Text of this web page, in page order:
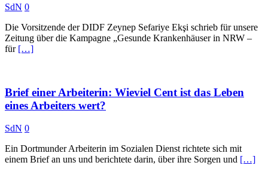
SdN 0
Die Vorsitzende der DIDF Zeynep Sefariye Ekşi schrieb für unsere
Zeitung über die Kampagne „Gesunde Krankenhäuser in NRW –
für […]
Brief einer Arbeiterin: Wieviel Cent ist das Leben
eines Arbeiters wert?
SdN 0
Ein Dortmunder Arbeiterin im Sozialen Dienst richtete sich mit
einem Brief an uns und berichtete darin, über ihre Sorgen und […]